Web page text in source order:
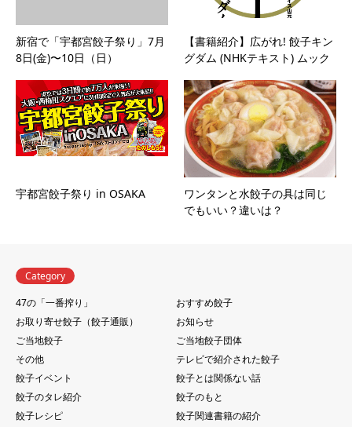
新宿で「宇都宮餃子祭り」7月
8日(金)〜10日（日）
【書籍紹介】広がれ! 餃子キン
グダム (NHKテキスト) ムック
宇都宮餃子祭り in OSAKA
ワンタンと水餃子の具は同じ
でもいい？違いは？
Category
47の「一番搾り」
おすすめ餃子
お取り寄せ餃子（餃子通販）
お知らせ
ご当地餃子
ご当地餃子団体
その他
テレビで紹介された餃子
餃子イベント
餃子とは関係ない話
餃子のタレ紹介
餃子のもと
餃子レシピ
餃子関連書籍の紹介